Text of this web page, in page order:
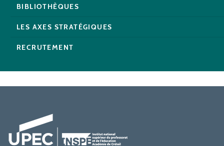
BIBLIOTHÈQUES
LES AXES STRATÉGIQUES
RECRUTEMENT